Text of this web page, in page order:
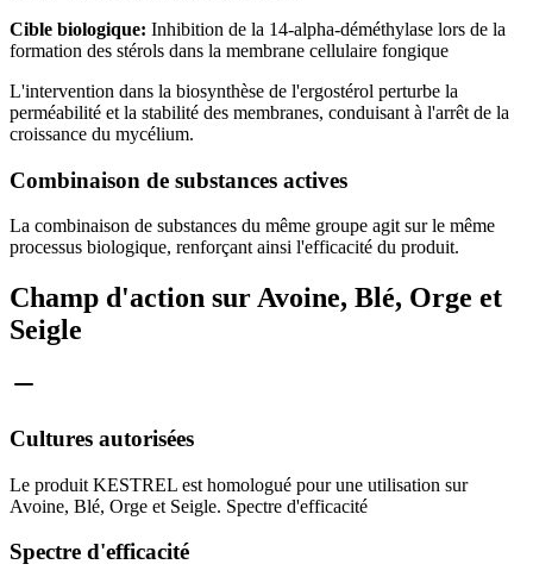
Cible biologique: Inhibition de la 14-alpha-déméthylase lors de la
formation des stérols dans la membrane cellulaire fongique
L'intervention dans la biosynthèse de l'ergostérol perturbe la
perméabilité et la stabilité des membranes, conduisant à l'arrêt de la
croissance du mycélium.
Combinaison de substances actives
La combinaison de substances du même groupe agit sur le même
processus biologique, renforçant ainsi l'efficacité du produit.
Champ d'action sur Avoine, Blé, Orge et
Seigle
Cultures autorisées
Le produit KESTREL est homologué pour une utilisation sur
Avoine, Blé, Orge et Seigle. Spectre d'efficacité
Spectre d'efficacité